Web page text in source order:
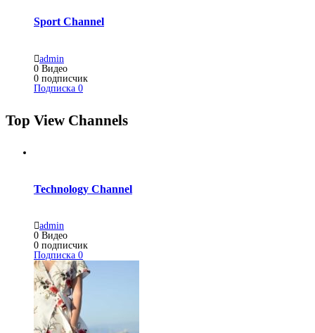
Sport Channel
admin
0 Видео
0 подписчик
Подписка 0
Top View Channels
Technology Channel
admin
0 Видео
0 подписчик
Подписка 0